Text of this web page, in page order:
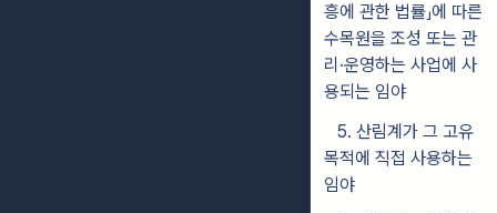
흥에 관한 법률」에 따른
수목원을 조성 또는 관
리·운영하는 사업에 사
용되는 임야
5. 산림계가 그 고유
목적에 직접 사용하는
임야